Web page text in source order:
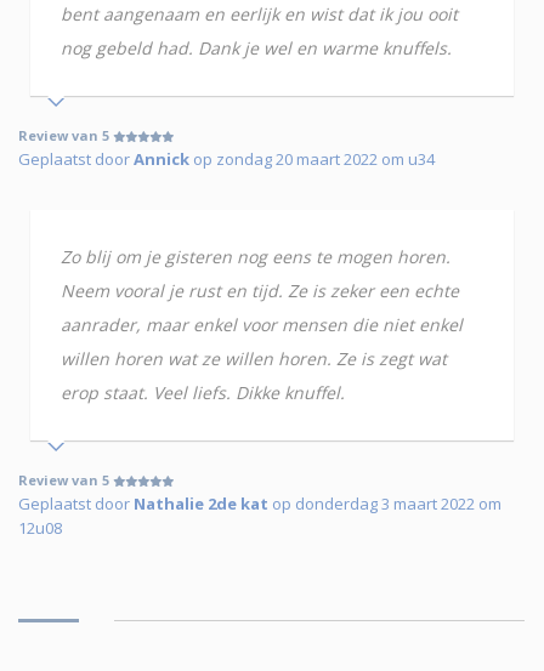
bent aangenaam en eerlijk en wist dat ik jou ooit
nog gebeld had. Dank je wel en warme knuffels.
Review van 5
Geplaatst doorAnnick op zondag 20 maart 2022 om u34
Zo blij om je gisteren nog eens te mogen horen.
Neem vooral je rust en tijd. Ze is zeker een echte
aanrader, maar enkel voor mensen die niet enkel
willen horen wat ze willen horen. Ze is zegt wat
erop staat. Veel liefs. Dikke knuffel.
Review van 5
Geplaatst door Nathalie 2de kat op donderdag 3 maart 2022 om
12u08